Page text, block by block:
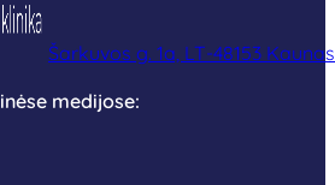
Šarkuvos g. 1a, LT-48153 Kaunas
medijose: